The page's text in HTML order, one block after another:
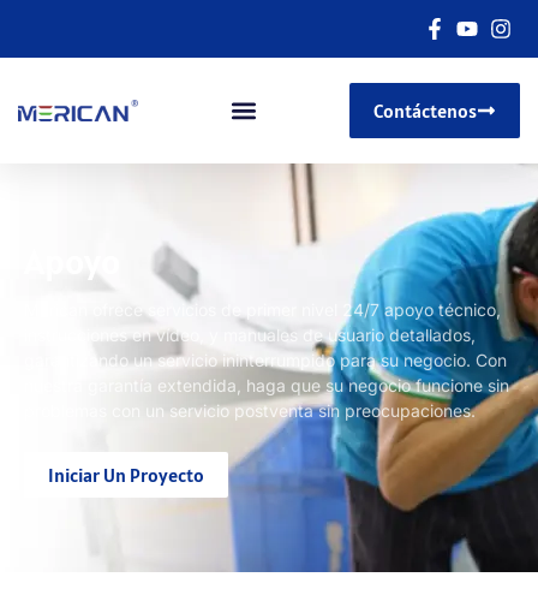
Contáctenos
Merican ofrece servicios de primer nivel 24/7 apoyo técnico,
instrucciones en vídeo, y manuales de usuario detallados,
garantizando un servicio ininterrumpido para su negocio. Con
nuestra garantía extendida, haga que su negocio funcione sin
problemas con un servicio postventa sin preocupaciones.
Iniciar Un Proyecto